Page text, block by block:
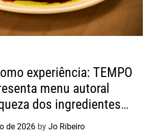
experiência: TEMPO
menu autoral
dos ingredientes
de 2026 by Jo Ribeiro